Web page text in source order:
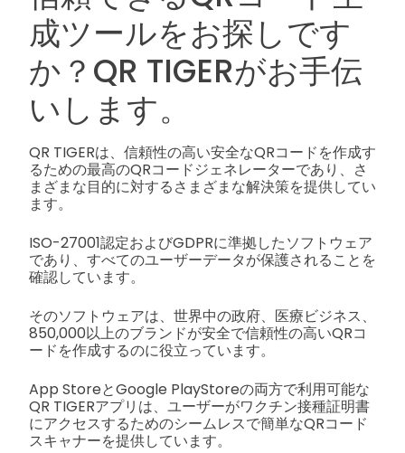
成ツールをお探しです
か？QR TIGERがお手伝
いします。
QR TIGERは、信頼性の高い安全なQRコードを作成す
るための最高のQRコードジェネレーターであり、さ
まざまな目的に対するさまざまな解決策を提供してい
ます。
ISO-27001認定およびGDPRに準拠したソフトウェア
であり、すべてのユーザーデータが保護されることを
確認しています。
そのソフトウェアは、世界中の政府、医療ビジネス、
850,000以上のブランドが安全で信頼性の高いQRコ
ードを作成するのに役立っています。
App StoreとGoogle PlayStoreの両方で利用可能な
QR TIGERアプリは、ユーザーがワクチン接種証明書
にアクセスするためのシームレスで簡単なQRコード
スキャナーを提供しています。